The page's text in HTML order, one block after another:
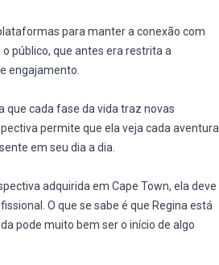
para manter a conexão com
público, que antes era restrita a
engajamento.
que cada fase da vida traz novas
permite que ela veja cada aventura
em seu dia a dia.
adquirida em Cape Town, ela deve
O que se sabe é que Regina está
pode muito bem ser o início de algo